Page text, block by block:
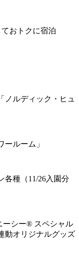
おトクに宿泊
ノルディック・ヒュ
ルーム」
各種（11/26入園分
ーシー® スペシャル
動オリジナルグッズ